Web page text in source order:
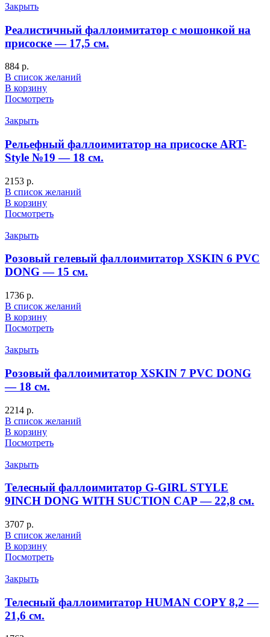
Закрыть
Реалистичный фаллоимитатор с мошонкой на
присоске — 17,5 см.
884 р.
В список желаний
В корзину
Посмотреть
Закрыть
Рельефный фаллоимитатор на присоске ART-
Style №19 — 18 см.
2153 р.
В список желаний
В корзину
Посмотреть
Закрыть
Розовый гелевый фаллоимитатор XSKIN 6 PVC
DONG — 15 см.
1736 р.
В список желаний
В корзину
Посмотреть
Закрыть
Розовый фаллоимитатор XSKIN 7 PVC DONG
— 18 см.
2214 р.
В список желаний
В корзину
Посмотреть
Закрыть
Телесный фаллоимитатор G-GIRL STYLE
9INCH DONG WITH SUCTION CAP — 22,8 см.
3707 р.
В список желаний
В корзину
Посмотреть
Закрыть
Телесный фаллоимитатор HUMAN COPY 8,2 —
21,6 см.